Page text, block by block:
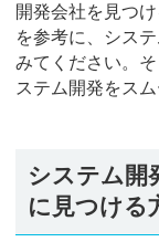
開発会社を見つ
を参考に、シス
みてください。
ステム開発をス
システム開
に見つける